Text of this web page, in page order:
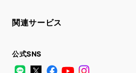
関連サービス
公式SNS
LINE
X FacebookYouTube